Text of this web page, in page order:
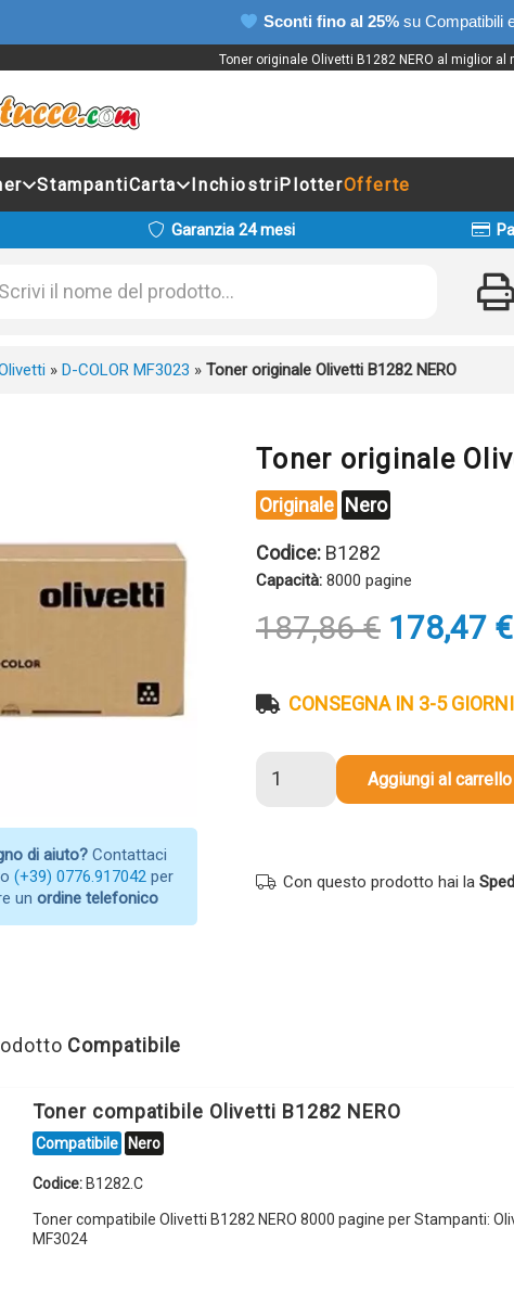
Sconti fino al 25% su Compatibili
Toner originale Olivetti B1282 NERO al miglior
StampantiCarta InchiostriPlotterOfferte
Garanzia 24 mesi
» D-COLOR MF3023 » Toner originale Olivetti B1282 NERO
di aiuto? Contattaci
(+39) 0776.917042 per
un ordine telefonico
Toner originale
Originale Nero
Codice: B1282
Capacità: 8000 pagine
187,86€ Il
prezzo
era:
178,47 €Il
CONSEGNA IN 3-5 GIORNI
originale
quantità
Aggiungi al carrello
Con questo prodotto hai la
Compatibile
Toner compatibile Olivetti B1282 NERO
Compatibile Nero
Codice:B1282.C
Toner compatibile Olivetti B1282 NERO 8000 pagine per Stampanti:
MF3024